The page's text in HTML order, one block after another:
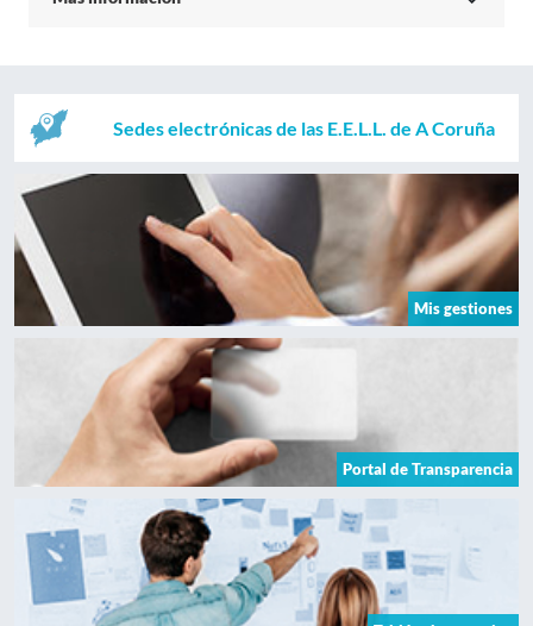
Sedes electrónicas de las E.E.L.L. de A Coruña
Mis gestiones
Portal de Transparencia